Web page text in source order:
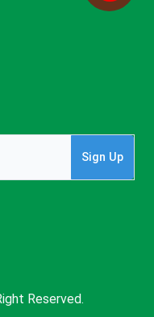
Sign Up
Reserved.